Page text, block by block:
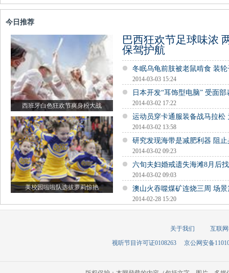
今日推荐
西班牙白色狂欢节爽身粉大战
美校园啦啦队选拔萝莉惊艳
巴西狂欢节足球味浓
保驾护航
冬眠乌龟前肢被老鼠啃食 装
2014-03-03 15:24
日本开发“耳饰型电脑” 受面部
2014-03-02 17:22
运动员穿卡通服装备战马拉松
2014-03-02 13:58
研究发现海带是减肥利器 阻
2014-03-02 09:23
六旬夫妇婚戒遗失海滩8月后
2014-03-02 09:03
澳山火吞噬煤矿连烧三周 场
2014-02-28 15:20
关于我们
互联
视听节目许可证0108263
京公网安备